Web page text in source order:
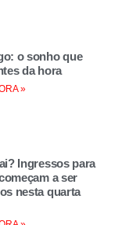
o sonho que
da hora
»
Ingressos para
a ser
nesta quarta